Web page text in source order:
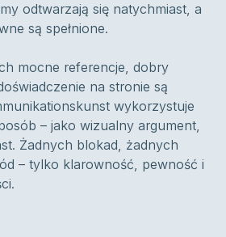
odtwarzają się natychmiast, a
są spełnione.
mocne referencje, dobry
na stronie są
wykorzystuje
– jako wizualny argument,
Żadnych blokad, żadnych
– tylko klarowność, pewność i